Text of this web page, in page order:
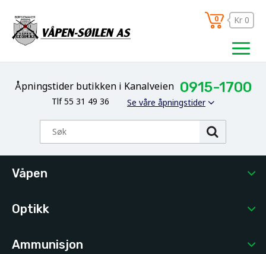
Åpningstider butikken i Kanalveien 0915-1700
Tlf 55 31 49 36 Se våre åpningstider
0 Kr 0
Våpen
Optikk
Ammunisjon